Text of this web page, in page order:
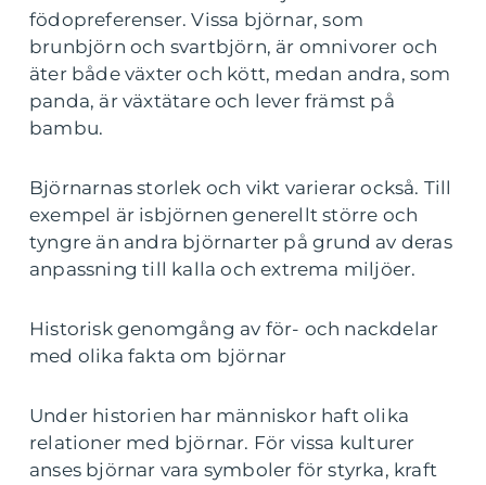
födopreferenser. Vissa björnar, som
brunbjörn och svartbjörn, är omnivorer och
äter både växter och kött, medan andra, som
panda, är växtätare och lever främst på
bambu.
Björnarnas storlek och vikt varierar också. Till
exempel är isbjörnen generellt större och
tyngre än andra björnarter på grund av deras
anpassning till kalla och extrema miljöer.
Historisk genomgång av för- och nackdelar
med olika fakta om björnar
Under historien har människor haft olika
relationer med björnar. För vissa kulturer
anses björnar vara symboler för styrka, kraft